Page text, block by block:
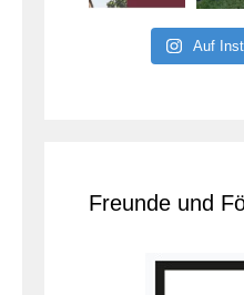
Auf
Freunde und